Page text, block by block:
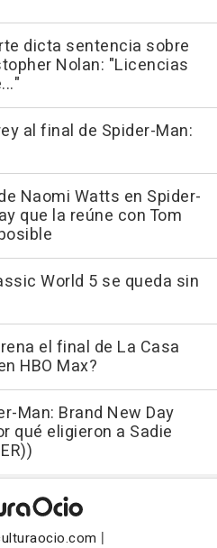
dicta sentencia sobre
Nolan: "Licencias
al final de Spider-Man:
Naomi Watts en Spider-
que la reúne con Tom
World 5 se queda sin
el final de La Casa
HBO Max?
Man: Brand New Day
qué eligieron a Sadie
|